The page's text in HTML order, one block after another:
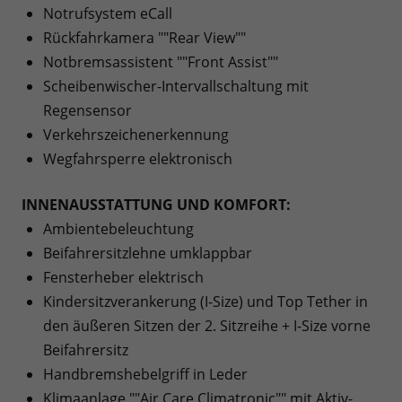
Notrufsystem eCall
Rückfahrkamera ""Rear View""
Notbremsassistent ""Front Assist""
Scheibenwischer-Intervallschaltung mit
Regensensor
Verkehrszeichenerkennung
Wegfahrsperre elektronisch
INNENAUSSTATTUNG UND KOMFORT:
Ambientebeleuchtung
Beifahrersitzlehne umklappbar
Fensterheber elektrisch
Kindersitzverankerung (I-Size) und Top Tether in
den äußeren Sitzen der 2. Sitzreihe + I-Size vorne
Beifahrersitz
Handbremshebelgriff in Leder
Klimaanlage ""Air Care Climatronic"" mit Aktiv-